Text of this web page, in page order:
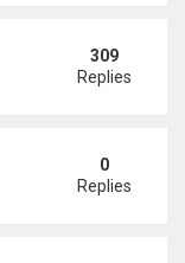
309
Replies
for Efficient
0
Replies